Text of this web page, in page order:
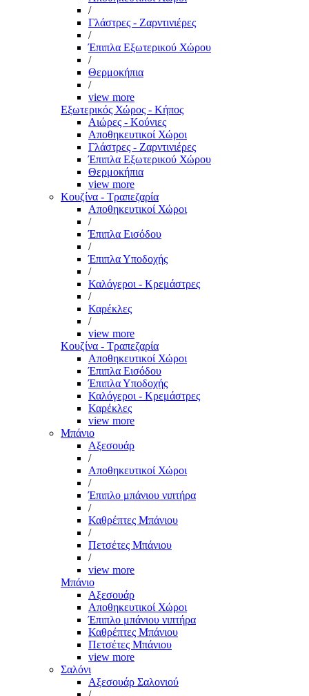
/
Γλάστρες - Ζαρντινιέρες
/
Έπιπλα Εξωτερικού Χώρου
/
Θερμοκήπια
/
view more
Εξωτερικός Χώρος - Κήπος
Αιώρες - Κούνιες
Αποθηκευτικοί Χώροι
Γλάστρες - Ζαρντινιέρες
Έπιπλα Εξωτερικού Χώρου
Θερμοκήπια
view more
Κουζίνα - Τραπεζαρία
Αποθηκευτικοί Χώροι
/
Έπιπλα Εισόδου
/
Έπιπλα Υποδοχής
/
Καλόγεροι - Κρεμάστρες
/
Καρέκλες
/
view more
Κουζίνα - Τραπεζαρία
Αποθηκευτικοί Χώροι
Έπιπλα Εισόδου
Έπιπλα Υποδοχής
Καλόγεροι - Κρεμάστρες
Καρέκλες
view more
Μπάνιο
Αξεσουάρ
/
Αποθηκευτικοί Χώροι
/
Έπιπλο μπάνιου νιπτήρα
/
Καθρέπτες Μπάνιου
/
Πετσέτες Μπάνιου
/
view more
Μπάνιο
Αξεσουάρ
Αποθηκευτικοί Χώροι
Έπιπλο μπάνιου νιπτήρα
Καθρέπτες Μπάνιου
Πετσέτες Μπάνιου
view more
Σαλόνι
Αξεσουάρ Σαλονιού